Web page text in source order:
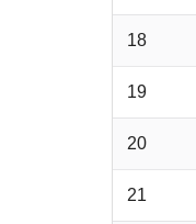
18
19
20
21